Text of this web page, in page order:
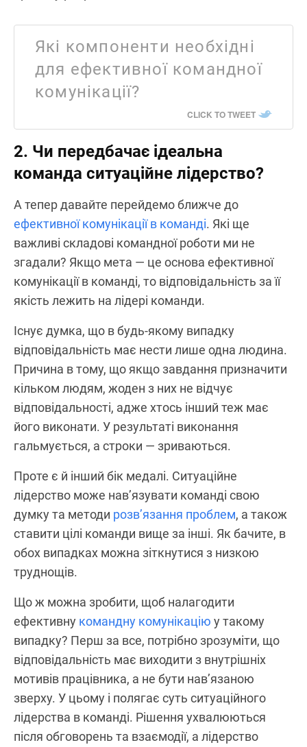
Які компоненти необхідні
для ефективної командної
комунікації?
CLICK TO TWEET
2. Чи передбачає ідеальна
команда ситуаційне лідерство?
А тепер давайте перейдемо ближче до
ефективної комунікації в команді. Які ще
важливі складові командної роботи ми не
згадали? Якщо мета — це основа ефективної
комунікації в команді, то відповідальність за її
якість лежить на лідері команди.
Існує думка, що в будь-якому випадку
відповідальність має нести лише одна людина.
Причина в тому, що якщо завдання призначити
кільком людям, жоден з них не відчує
відповідальності, адже хтось інший теж має
його виконати. У результаті виконання
гальмується, а строки — зриваються.
Проте є й інший бік медалі. Ситуаційне
лідерство може нав’язувати команді свою
думку та методи розв’язання проблем, а також
ставити цілі команди вище за інші. Як бачите, в
обох випадках можна зіткнутися з низкою
труднощів.
Що ж можна зробити, щоб налагодити
ефективну командну комунікацію у такому
випадку? Перш за все, потрібно зрозуміти, що
відповідальність має виходити з внутрішніх
мотивів працівника, а не бути нав’язаною
зверху. У цьому і полягає суть ситуаційного
лідерства в команді. Рішення ухвалюються
після обговорень та взаємодії, а лідерство